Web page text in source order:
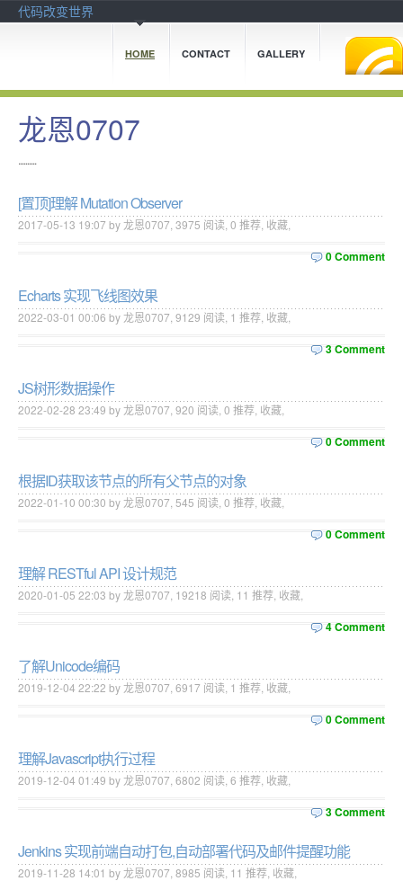
代码改变世界
HOME CONTACT GALLERY
龙恩0707
..........
[置顶]理解 Mutation Observer
2017-05-13 19:07 by 龙恩0707, 3975 阅读, 0 推荐, 收藏
0 Comment
Echarts 实现飞线图效果
2022-03-01 00:06 by 龙恩0707, 9129 阅读, 1 推荐, 收藏
3 Comment
JS树形数据操作
2022-02-28 23:49 by 龙恩0707, 920 阅读, 0 推荐, 收藏
0 Comment
根据ID获取该节点的所有父节点的对象
2022-01-10 00:30 by 龙恩0707, 545 阅读, 0 推荐, 收藏
0 Comment
理解 RESTful API 设计规范
2020-01-05 22:03 by 龙恩0707, 19218 阅读, 11 推荐, 收藏
4 Comment
了解Unicode编码
2019-12-04 22:22 by 龙恩0707, 6917 阅读, 1 推荐, 收藏
0 Comment
理解Javascript执行过程
2019-12-04 01:49 by 龙恩0707, 6802 阅读, 6 推荐, 收藏
3 Comment
Jenkins 实现前端自动打包,自动部署代码及邮件提醒功能
2019-11-28 14:01 by 龙恩0707, 8985 阅读, 11 推荐, 收藏